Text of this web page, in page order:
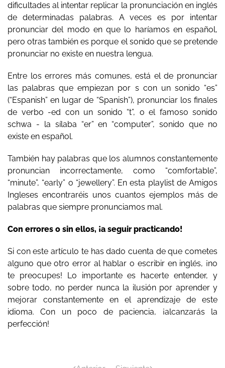
dificultades al intentar replicar la pronunciación en inglés
de determinadas palabras. A veces es por intentar
pronunciar del modo en que lo haríamos en español,
pero otras también es porque el sonido que se pretende
pronunciar no existe en nuestra lengua.
Entre los errores más comunes, está el de pronunciar
las palabras que empiezan por s con un sonido “es”
(“Espanish” en lugar de “Spanish”), pronunciar los finales
de verbo -ed con un sonido “t”, o el famoso sonido
schwa - la sílaba “er” en “computer”, sonido que no
existe en español.
También hay palabras que los alumnos constantemente
pronuncian incorrectamente, como “comfortable”,
“minute”, “early” o “jewellery”. En esta playlist de Amigos
Ingleses encontraréis unos cuantos ejemplos más de
palabras que siempre pronunciamos mal.
Con errores o sin ellos, ¡a seguir practicando!
Si con este artículo te has dado cuenta de que cometes
alguno que otro error al hablar o escribir en inglés, ¡no
te preocupes! Lo importante es hacerte entender, y
sobre todo, no perder nunca la ilusión por aprender y
mejorar constantemente en el aprendizaje de este
idioma. Con un poco de paciencia, ¡alcanzarás la
perfección!